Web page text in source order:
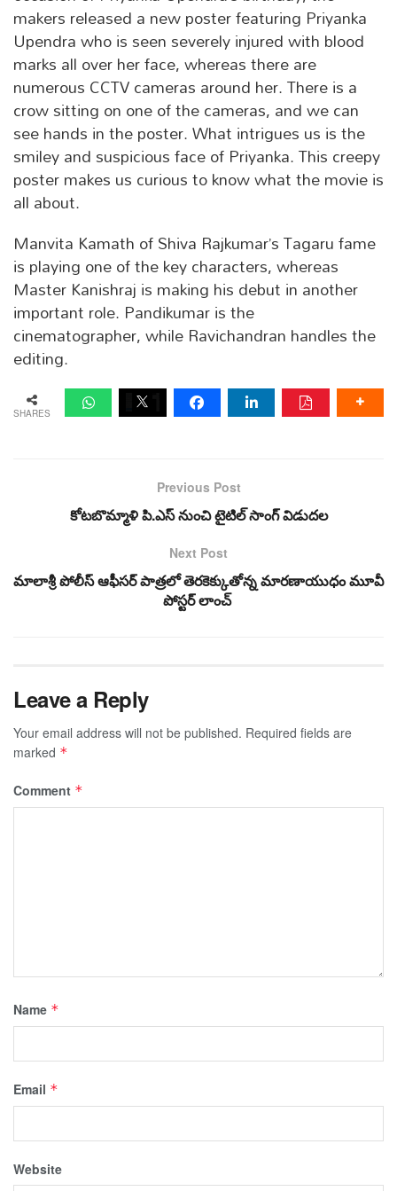
makers released a new poster featuring Priyanka
Upendra who is seen severely injured with blood
marks all over her face, whereas there are
numerous CCTV cameras around her. There is a
crow sitting on one of the cameras, and we can
see hands in the poster. What intrigues us is the
smiley and suspicious face of Priyanka. This creepy
poster makes us curious to know what the movie is
all about.
Manvita Kamath of Shiva Rajkumar’s Tagaru fame
is playing one of the key characters, whereas
Master Kanishraj is making his debut in another
important role. Pandikumar is the
cinematographer, while Ravichandran handles the
editing.
SHARES
Previous Post
కోటబొమ్మాళి పి.ఎస్ నుంచి టైటిల్ సాంగ్ విడుద‌ల
Next Post
మాలాశ్రీ పోలీస్ ఆఫీస‌ర్ పాత్ర‌లో తెర‌కెక్కుతోన్న‌ మార‌ణాయుధం మూవీ
పోస్ట‌ర్ లాంచ్
Leave a Reply
Your email address will not be published. Required fields are
marked *
Comment *
Name *
Email *
Website